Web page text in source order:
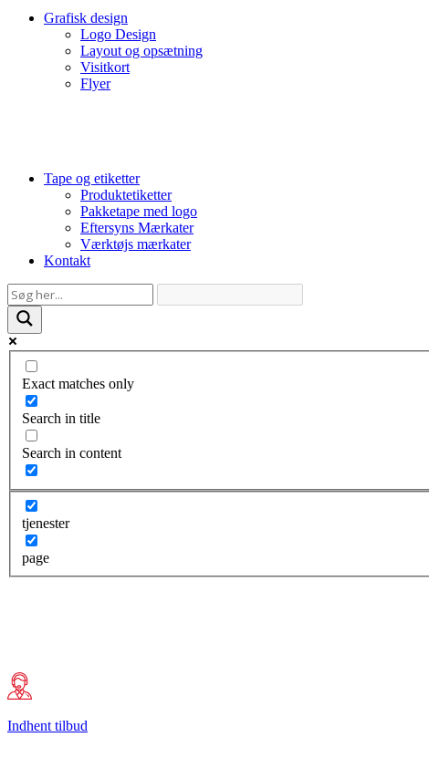
Grafisk design
Logo Design
Layout og opsætning
Visitkort
Flyer
Tape og etiketter
Produktetiketter
Pakketape med logo
Eftersyns Mærkater
Værktøjs mærkater
Kontakt
Exact matches only
Search in title
Search in content
tjenester
page
Indhent tilbud